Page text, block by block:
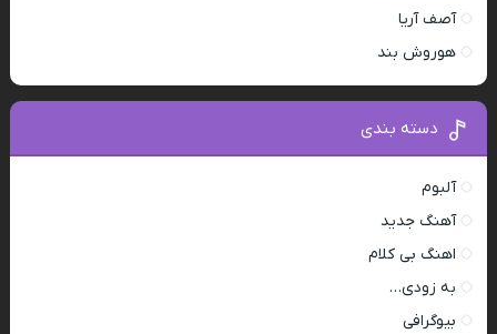
آصف آریا
هوروش بند
دسته بندی
آلبوم
آهنگ جدید
اهنگ بی کلام
به زودی…
بیوگرافی